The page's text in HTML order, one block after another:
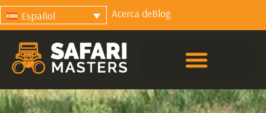
Español Acerca deBlog